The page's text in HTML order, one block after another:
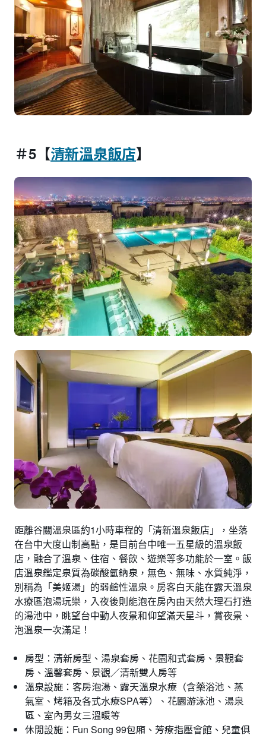
＃5【清新溫泉飯店】
距離谷關溫泉區約1小時車程的「清新溫泉飯店」，坐落
在台中大度山制高點，是目前台中唯一五星級的溫泉飯
店，融合了溫泉、住宿、餐飲、遊樂等多功能於一室。飯
店溫泉鑑定泉質為碳酸氫鈉泉，無色、無味、水質純淨，
別稱為「美姬湯」的弱鹼性溫泉。房客白天能在露天溫泉
水療區泡湯玩樂，入夜後則能泡在房內由天然大理石打造
的湯池中，眺望台中動人夜景和仰望滿天星斗，賞夜景、
泡溫泉一次滿足！
房型：清新房型、湯泉套房、花園和式套房、景觀套
房、溫馨套房、景觀／清新雙人房等
溫泉設施：客房泡湯、露天溫泉水療（含藥浴池、蒸
氣室、烤箱及各式水療SPA等）、花園游泳池、湯泉
區、室內男女三溫暖等
休閒設施：Fun Song 99包廂、芳療指壓會館、兒童俱